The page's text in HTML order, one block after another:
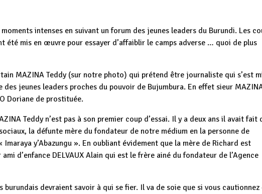
intenses en suivant un forum des jeunes leaders du Burundi. Les
été mis en œuvre pour essayer d’affaiblir le camps adverse … quoi de plus
MAZINA Teddy (sur notre photo) qui prétend être journaliste qui s’est
jeunes leaders proches du pouvoir de Bujumbura. En effet sieur
Doriane de prostituée.
Teddy n’est pas à son premier coup d’essai. Il y a deux ans il avait fait
la défunte mère du fondateur de notre médium en la personne de
Imaraya y’Abazungu ». En oubliant évidement que la mère de Richard est
d’enfance DELVAUX Alain qui est le frère ainé du fondateur de l’Agence
burundais devraient savoir à qui se fier. Il va de soie que si vous cautionnez